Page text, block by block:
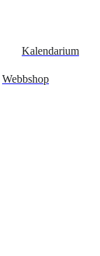
Kalendarium
Webbshop